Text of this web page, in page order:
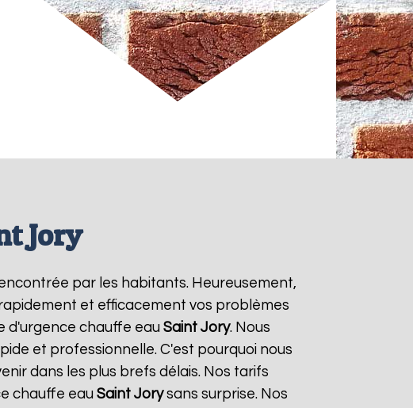
Jory
par les habitants. Heureusement,
et efficacement vos problèmes
d'urgence chauffe eau Saint Jory. Nous
et professionnelle. C'est pourquoi nous
dans les plus brefs délais. Nos tarifs
chauffe eau Saint Jorysans surprise. Nos